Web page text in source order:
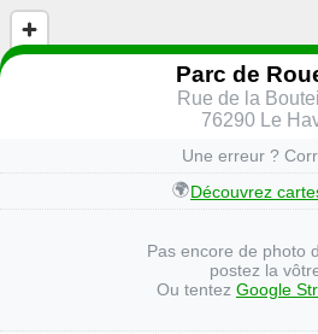
Parc de
Rue de la
76290 Le
Une erreur ?
🌍Découvrez
Pas encore de photo
postez la
Ou tentez Google